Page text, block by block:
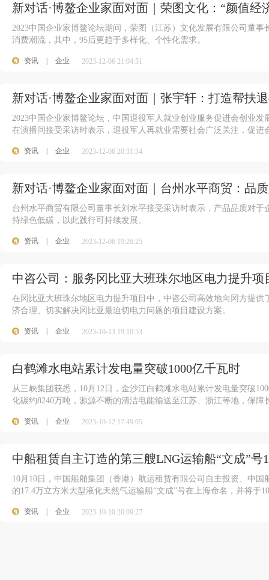
新对话·博鳌企业家面对面｜荣图文化：“颜值经
2023中国企业家博鳌论坛期间，荣图（江苏）文化发展有限公司董
消费潮流，其中，95后更趋于多样化、个性化需求。
资讯 企业 2023-12-06 21:04:51
新对话·博鳌企业家面对面｜张宇轩：打造帮扶
2023中国企业家博鳌论坛，中国退役军人就业创业服务促进会创业
在演播间接受采访时表示，退役军人再就业需要社会广泛关注，促
资讯 企业 2023-12-06 20:31:34
新对话·博鳌企业家面对面｜台州水平商贸：品
台州水平商贸有限公司董事长刘水平接受采访时表示，产品品质对
持绿色低碳，以此践行可持续发展。
资讯 企业 2023-12-06 19:26:25
中咨公司：服务冈比亚大班珠尔地区电力提升项
在冈比亚大班珠尔地区电力提升项目中，中咨公司高效地向冈方提
济合理、切实解决冈比亚最迫切电力问题的项目建设方案。
资讯 企业 2023-10-13 19:10:53
白鹤滩水电站累计发电量突破1000亿千瓦时
从三峡集团获悉，10月12日，金沙江白鹤滩水电站累计发电量突破
化碳约8240万吨，源源不断的清洁电能输送至江苏、浙江等地，保
资讯 企业 2023-10-12 17:49:05
中船租赁自主订造的第三艘LNG运输船“文成”号
10月10日，中国船舶集团（香港）航运租赁有限公司自主投资、中
的17.4万立方米大型液化天然气运输船“文成”号在上海命名，并将于
资讯 企业 2023-10-10 20:09:27